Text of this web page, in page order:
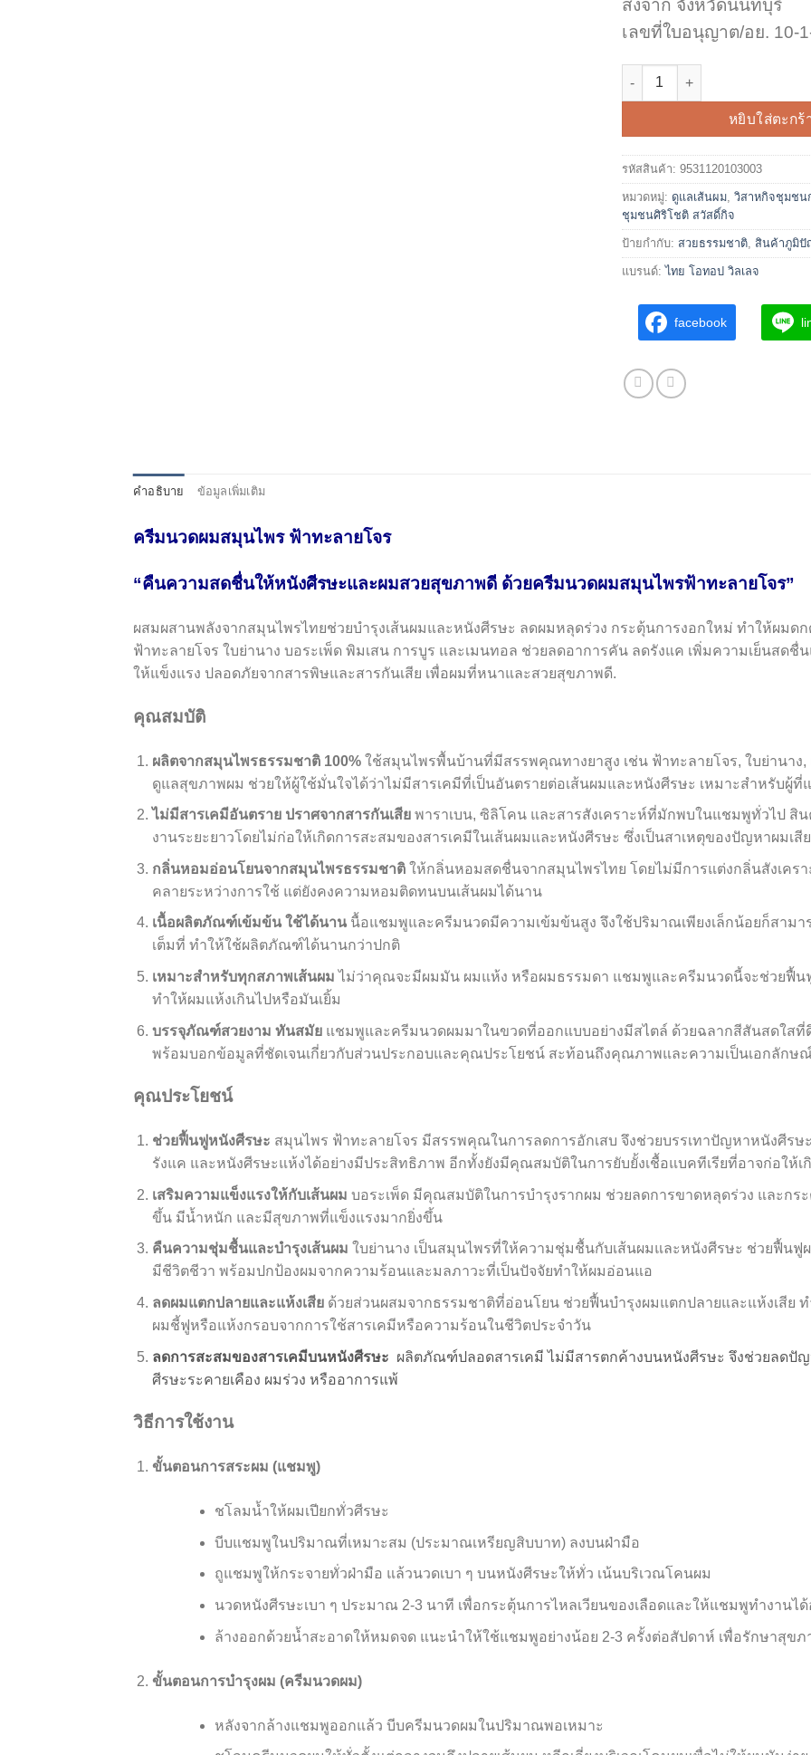
ส่งจาก จังหวัดนนทบุรี
เลขที่ใบอนุญาต/อย. 10-
จำนวน ครีมนวดผมสมุนไพร ฟ้าทะ
หยิบใส่ตะกร้
รหัสสินค้า: 9531120103003
หมวดหมู่: ดูแลเส้นผม, วิสาหกิจชุมชน
ชุมชนศิริโชติ สวัสดิ์กิจ
ป้ายกำกับ: สวยธรรมชาติ, สินค้าภูมิปั
แบรนด์:ไทย โอทอป วิลเลจ
facebook
คำอธิบาย ข้อมูลเพิ่มเติม
ครีมนวดผมสมุนไพร ฟ้าทะลาย​โจร
“คืนความสดชื่นให้หนังศีรษะและผมสวยสุขภาพดี ด้วยครีมนวดผมสมุนไพรฟ้าทะลายโจร”
ผสมผสานพลังจากสมุนไพรไทยช่วยบำรุงเส้นผมและหนังศีรษะ ลดผมหลุดร่วง กระตุ้นการงอกใหม่ ทำให้ผมด
ฟ้าทะลายโจร ใบย่านาง บอระเพ็ด พิมเสน การบูร และเมนทอล ช่วยลดอาการคัน ลดรังแค เพิ่มความเย็นสด
ให้แข็งแรง ปลอดภัยจากสารพิษและสารกันเสีย เพื่อผมที่หนาและสวยสุขภาพดี.
คุณสมบัติ
ผลิตจากสมุนไพรธรรมชาติ 100%ใช้สมุนไพรพื้นบ้านที่มีสรรพคุณทางยาสูง เช่น ฟ้าทะลายโจร, ใบย่านาง,
ดูแลสุขภาพผม ช่วยให้ผู้ใช้มั่นใจได้ว่าไม่มีสารเคมีที่เป็นอันตรายต่อเส้นผมและหนังศีรษะ เหมาะสำหรับผู้ที่
ไม่มีสารเคมีอันตราย ปราศจากสารกันเสียพาราเบน, ซิลิโคน และสารสังเคราะห์ที่มักพบในแชมพูทั่วไป สิ
งานระยะยาวโดยไม่ก่อให้เกิดการสะสมของสารเคมีในเส้นผมและหนังศีรษะ ซึ่งเป็นสาเหตุของปัญหาผมเสี
กลิ่นหอมอ่อนโยนจากสมุนไพรธรรมชาติ ให้กลิ่นหอมสดชื่นจากสมุนไพรไทย โดยไม่มีการแต่งกลิ่นสังเคร
คลายระหว่างการใช้ แต่ยังคงความหอมติดทนบนเส้นผมได้นาน
เนื้อผลิตภัณฑ์เข้มข้น ใช้ได้นาน นื้อแชมพูและครีมนวดมีความเข้มข้นสูง จึงใช้ปริมาณเพียงเล็กน้อยก็สามา
เต็มที่ ทำให้ใช้ผลิตภัณฑ์ได้นานกว่าปกติ
เหมาะสำหรับทุกสภาพเส้นผม ไม่ว่าคุณจะมีผมมัน ผมแห้ง หรือผมธรรมดา แชมพูและครีมนวดนี้จะช่วยฟื้
ทำให้ผมแห้งเกินไปหรือมันเยิ้ม
บรรจุภัณฑ์สวยงาม ทันสมัยแชมพูและครีมนวดผมมาในขวดที่ออกแบบอย่างมีสไตล์ ด้วยฉลากสีสันสดใสที่
พร้อมบอกข้อมูลที่ชัดเจนเกี่ยวกับส่วนประกอบและคุณประโยชน์ สะท้อนถึงคุณภาพและความเป็นเอกลักษ
คุณประโยชน์
ช่วยฟื้นฟูหนังศีรษะ สมุนไพร ฟ้าทะลายโจร มีสรรพคุณในการลดการอักเสบ จึงช่วยบรรเทาปัญหาหนังศีรษ
รังแค และหนังศีรษะแห้งได้อย่างมีประสิทธิภาพ อีกทั้งยังมีคุณสมบัติในการยับยั้งเชื้อแบคทีเรียที่อาจก่อให้เ
เสริมความแข็งแรงให้กับเส้นผม บอระเพ็ด มีคุณสมบัติในการบำรุงรากผม ช่วยลดการขาดหลุดร่วง และกร
ขึ้น มีน้ำหนัก และมีสุขภาพที่แข็งแรงมากยิ่งขึ้น
คืนความชุ่มชื้นและบำรุงเส้นผม ใบย่านาง เป็นสมุนไพรที่ให้ความชุ่มชื้นกับเส้นผมและหนังศีรษะ ช่วยฟื้นฟู
มีชีวิตชีวา พร้อมปกป้องผมจากความร้อนและมลภาวะที่เป็นปัจจัยทำให้ผมอ่อนแอ
ลดผมแตกปลายและแห้งเสีย ด้วยส่วนผสมจากธรรมชาติที่อ่อนโยน ช่วยฟื้นบำรุงผมแตกปลายและแห้งเสี
ผมชี้ฟูหรือแห้งกรอบจากการใช้สารเคมีหรือความร้อนในชีวิตประจำวัน
ลดการสะสมของสารเคมีบนหนังศีรษะ ผลิตภัณฑ์ปลอดสารเคมี ไม่มีสารตกค้างบนหนังศีรษะ จึงช่วยลดปั
ศีรษะระคายเคือง ผมร่วง หรืออาการแพ้
วิธีการใช้งาน
ขั้นตอนการสระผม (แชมพู)
ชโลมน้ำให้ผมเปียกทั่วศีรษะ
บีบแชมพูในปริมาณที่เหมาะสม (ประมาณเหรียญสิบบาท) ลงบนฝ่ามือ
ถูแชมพูให้กระจายทั่วฝ่ามือ แล้วนวดเบา ๆ บนหนังศีรษะให้ทั่ว เน้นบริเวณโคนผม
นวดหนังศีรษะเบา ๆ ประมาณ 2-3 นาที เพื่อกระตุ้นการไหลเวียนของเลือดและให้แชมพูทำงานได้
ล้างออกด้วยน้ำสะอาดให้หมดจด แนะนำให้ใช้แชมพูอย่างน้อย 2-3 ครั้งต่อสัปดาห์ เพื่อรักษาสุขภ
ขั้นตอนการบำรุงผม (ครีมนวดผม)
หลังจากล้างแชมพูออกแล้ว บีบครีมนวดผมในปริมาณพอเหมาะ